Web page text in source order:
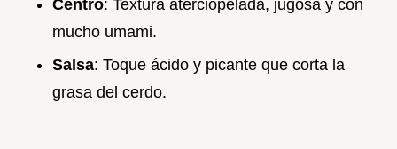
Centro: Textura aterciopelada, jugosa y con
mucho umami.
Salsa: Toque ácido y picante que corta la
grasa del cerdo.